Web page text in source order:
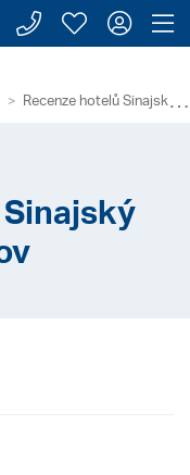
Zavolejte
Moje
⋯
Recenze hotelů Sinajský